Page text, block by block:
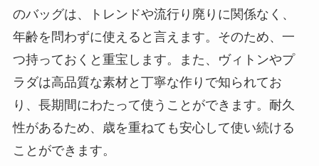
のバッグは、トレンドや流行り廃りに関係なく、
年齢を問わずに使えると言えます。そのため、一
つ持っておくと重宝します。また、ヴィトンやプ
ラダは高品質な素材と丁寧な作りで知られてお
り、長期間にわたって使うことができます。耐久
性があるため、歳を重ねても安心して使い続ける
ことができます。